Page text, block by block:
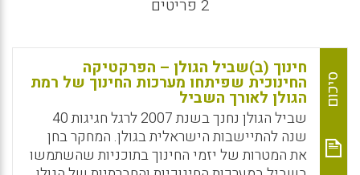
2 פריטים
סיכום
חינוך (ב)שביל הגולן – הפרקטיקה
החינוכית שפיתחו מערכות החינוך של רמת
הגולן לאורך השביל
שביל הגולן נחנך בשנת 2007 לרגל חגיגות 40
שנה להתיישבות הישראלית בגולן. המחקר בחן
את המטרות של יזמי החינוך בתוכניות שהשתמשו